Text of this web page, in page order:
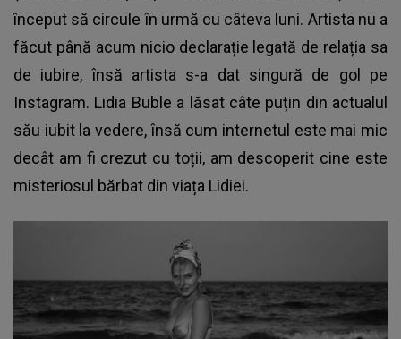
început să circule în urmă cu câteva luni. Artista nu a
făcut până acum nicio declarație legată de relația sa
de iubire, însă artista s-a dat singură de gol pe
Instagram. Lidia Buble a lăsat câte puțin din actualul
său iubit la vedere, însă cum internetul este mai mic
decât am fi crezut cu toții, am descoperit cine este
misteriosul bărbat din viața Lidiei.